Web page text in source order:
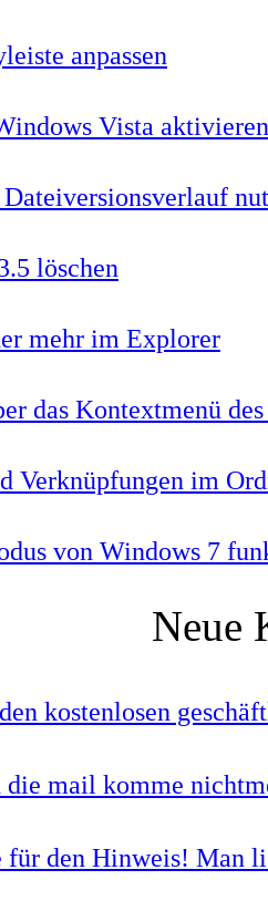
anpassen
Vista aktivieren
löschen
mehr im Explorer
das Kontextmenü
Verknüpfungen im
von Windows 7
Neue
kostenlosen
die mail komme
den Hinweis! Man